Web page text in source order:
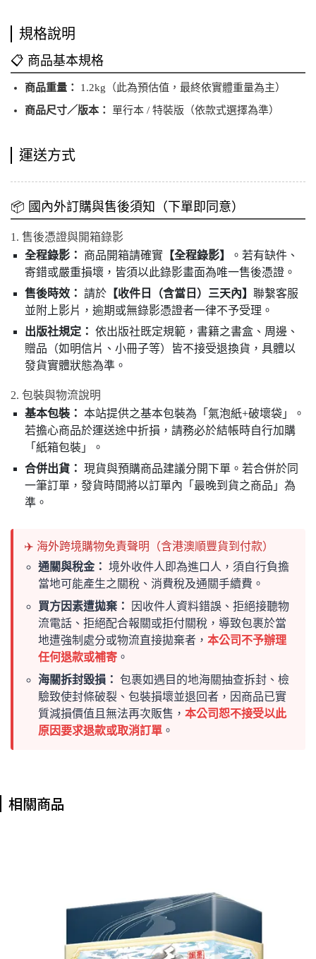
規格說明
📋 商品基本規格
商品重量：
1.2kg（此為預估值，最終依實體重量為主）
商品尺寸／版本：
單行本 / 特裝版（依款式選擇為準）
運送方式
📦 國內外訂購與售後須知（下單即同意）
1. 售後憑證與開箱錄影
全程錄影：
商品開箱請確實 【全程錄影】
。若有缺件、
寄錯或嚴重損壞，皆須以此錄影畫面為唯一售後憑證。
售後時效： 請於 【收件日（含當日）三天內】 聯繫客服
並附上影片，逾期或無錄影憑證者一律不予受理。
出版社規定： 依出版社既定規範，書籍之書盒、周邊、
贈品（如明信片、小冊子等）皆不接受退換貨，具體以
發貨實體狀態為準。
2. 包裝與物流說明
基本包裝： 本站提供之基本包裝為「氣泡紙+破壞袋」。
若擔心商品於運送途中折損，請務必於結帳時自行加購
「紙箱包裝」。
合併出貨： 現貨與預購商品建議分開下單。若合併於同
一筆訂單，發貨時間將以訂單內「最晚到貨之商品」為
準。
✈️ 海外跨境購物免責聲明（含港澳順豐貨到付款）
通關與稅金： 境外收件人即為進口人，須自行負擔
當地可能產生之關稅、消費稅及通關手續費。
買方因素遭拋棄：
因收件人資料錯誤、拒絕接聽物
流電話、拒絕配合報關或拒付關稅，導致包裹於當
地遭強制處分或物流直接拋棄者， 本公司不予辦理
任何退款或補寄 。
海關拆封毀損： 包裹如遇目的地海關抽查拆封、檢
驗致使封條破裂、包裝損壞並退回者，因商品已實
質減損價值且無法再次販售， 本公司恕不接受以此
原因要求退款或取消訂單 。
相關商品